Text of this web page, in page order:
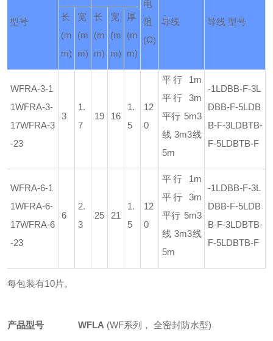
型号
电
阻
(Ω)
导线 导线 型号
长
(m
m)
宽
(m
m)
长
(m
m)
宽
(m
m)
厚
(m
m)
WFRA-3-1
1WFRA-3-
17WFRA-3
-23
3
1.
7
19 16
1.
5
12
0
平行 1m
平行 3m
平行 5m3
线 3m3线
5m
-1LDBB-F-3L
DBB-F-5LDB
B-F-3LDBTB-
F-5LDBTB-F
WFRA-6-1
1WFRA-6-
17WFRA-6
-23
6
2.
3
25 21
1.
5
12
0
平行 1m
平行 3m
平行 5m3
线 3m3线
5m
-1LDBB-F-3L
DBB-F-5LDB
B-F-3LDBTB-
F-5LDBTB-F
每包装有10片。
产品型号 WFLA (WF系列， 全密封防水型)